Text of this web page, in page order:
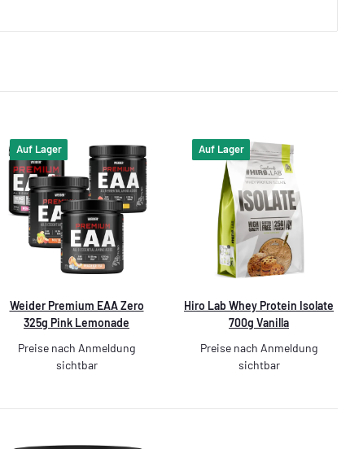
Auf Lager
Weider Premium EAA Zero
325g Pink Lemonade
Preise nach Anmeldung
sichtbar
Auf Lager
Hiro Lab Whey Protein Isolate
700g Vanilla
Preise nach Anmeldung
sichtbar